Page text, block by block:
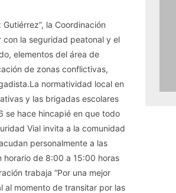
la Coordinación
la seguridad peatonal y el
elementos del área de
de zonas conflictivas,
normatividad local en
y las brigadas escolares
se hace hincapié en que todo
Vial invita a la comunidad
personalmente a las
horario de 8:00 a 15:00 horas
trabaja “Por una mejor
al momento de transitar por las